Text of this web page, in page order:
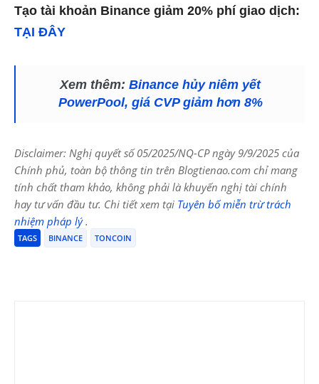
Tạo tài khoản Binance giảm 20% phí giao dịch:
TẠI ĐÂY
Xem thêm: Binance hủy niêm yết
PowerPool, giá CVP giảm hơn 8%
Disclaimer: Nghị quyết số 05/2025/NQ-CP ngày 9/9/2025 của
Chính phủ, toàn bộ thông tin trên Blogtienao.com chỉ mang
tính chất tham khảo, không phải là khuyến nghị tài chính
hay tư vấn đầu tư. Chi tiết xem tại Tuyên bố miễn trừ trách
nhiệm pháp lý.
TAGS BINANCE TONCOIN